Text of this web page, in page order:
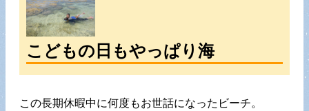
こどもの日もやっぱり海
この長期休暇中に何度もお世話になったビーチ。